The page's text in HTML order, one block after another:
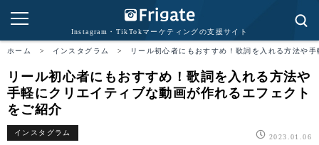
Instagram・TikTokマーケティングの支援サイト
ホーム > インスタグラム > リール初心者にもおすすめ！歌詞を入れる方法や
リール初心者にもおすすめ！歌詞を入れる方法や
手軽にクリエイティブな動画が作れるエフェクト
をご紹介
インスタグラム
2023.01.06